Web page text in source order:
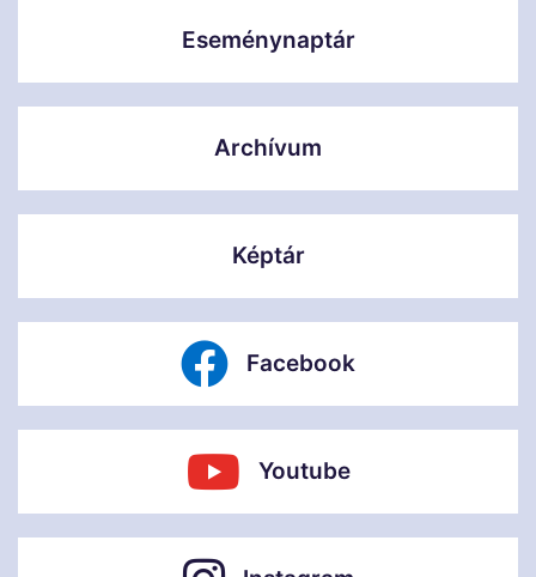
Eseménynaptár
Archívum
Képtár
Facebook
Youtube